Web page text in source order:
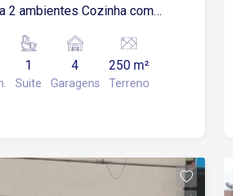
Cozinha com
Dependência de
com 1 banheiro
1
Suite
4
Garagens
250 m²
Terreno